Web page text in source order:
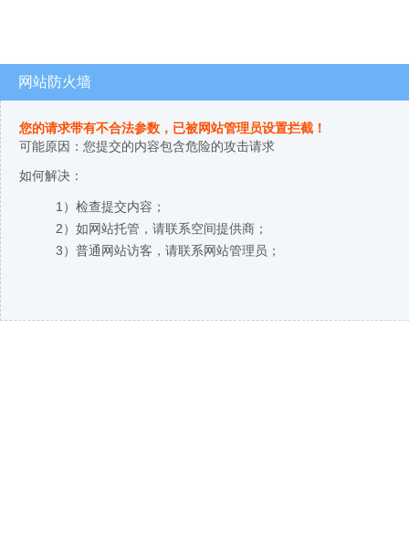
网站防火墙
您的请求带有不合法参数，已被网站管理员设置拦截！
可能原因：您提交的内容包含危险的攻击请求
如何解决：
1）检查提交内容；
2）如网站托管，请联系空间提供商；
3）普通网站访客，请联系网站管理员；